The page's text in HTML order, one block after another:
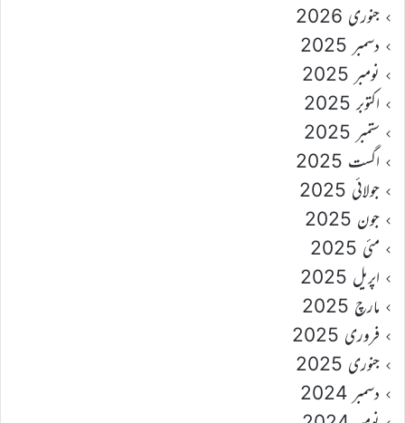
جنوری 2026
دسمبر 2025
نومبر 2025
اکتوبر 2025
ستمبر 2025
اگست 2025
جولائی 2025
جون 2025
مئی 2025
اپریل 2025
مارچ 2025
فروری 2025
جنوری 2025
دسمبر 2024